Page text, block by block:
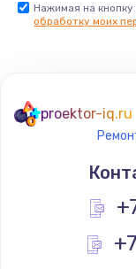
Нажимая на
обработку моих
proektor-iq.ru